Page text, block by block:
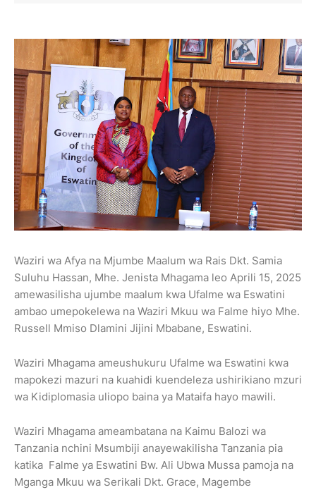
Waziri wa Afya na Mjumbe Maalum wa Rais Dkt. Samia
Suluhu Hassan, Mhe. Jenista Mhagama leo Aprili 15, 2025
amewasilisha ujumbe maalum kwa Ufalme wa Eswatini
ambao umepokelewa na Waziri Mkuu wa Falme hiyo Mhe.
Russell Mmiso Dlamini Jijini Mbabane, Eswatini.
Waziri Mhagama ameushukuru Ufalme wa Eswatini kwa
mapokezi mazuri na kuahidi kuendeleza ushirikiano mzuri
wa Kidiplomasia uliopo baina ya Mataifa hayo mawili.
Waziri Mhagama ameambatana na Kaimu Balozi wa
Tanzania nchini Msumbiji anayewakilisha Tanzania pia
katika Falme ya Eswatini Bw. Ali Ubwa Mussa pamoja na
Mganga Mkuu wa Serikali Dkt. Grace, Magembe